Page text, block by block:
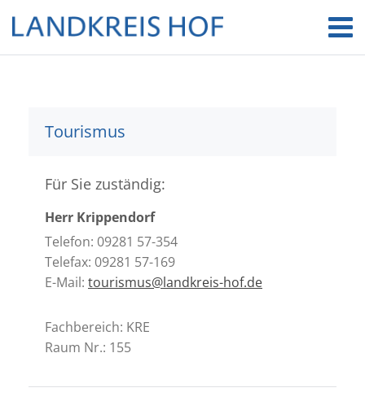
Tourismus
Für Sie zuständig:
Herr Krippendorf
Telefon: 09281 57-354
Telefax: 09281 57-169
E-Mail: tourismus@landkreis-hof.de
Fachbereich: KRE
Raum Nr.: 155